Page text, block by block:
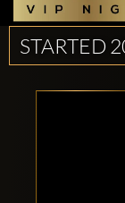
STARTED